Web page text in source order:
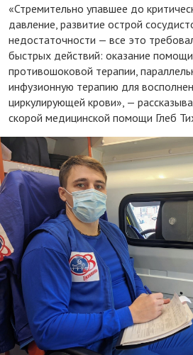
«Стремительно упавшее до
давление, развитие острой
недостаточности — все это
быстрых действий: оказание
противошоковой терапии,
инфузионную терапию для
циркулирующей крови», —
скорой медицинской помощи Глеб